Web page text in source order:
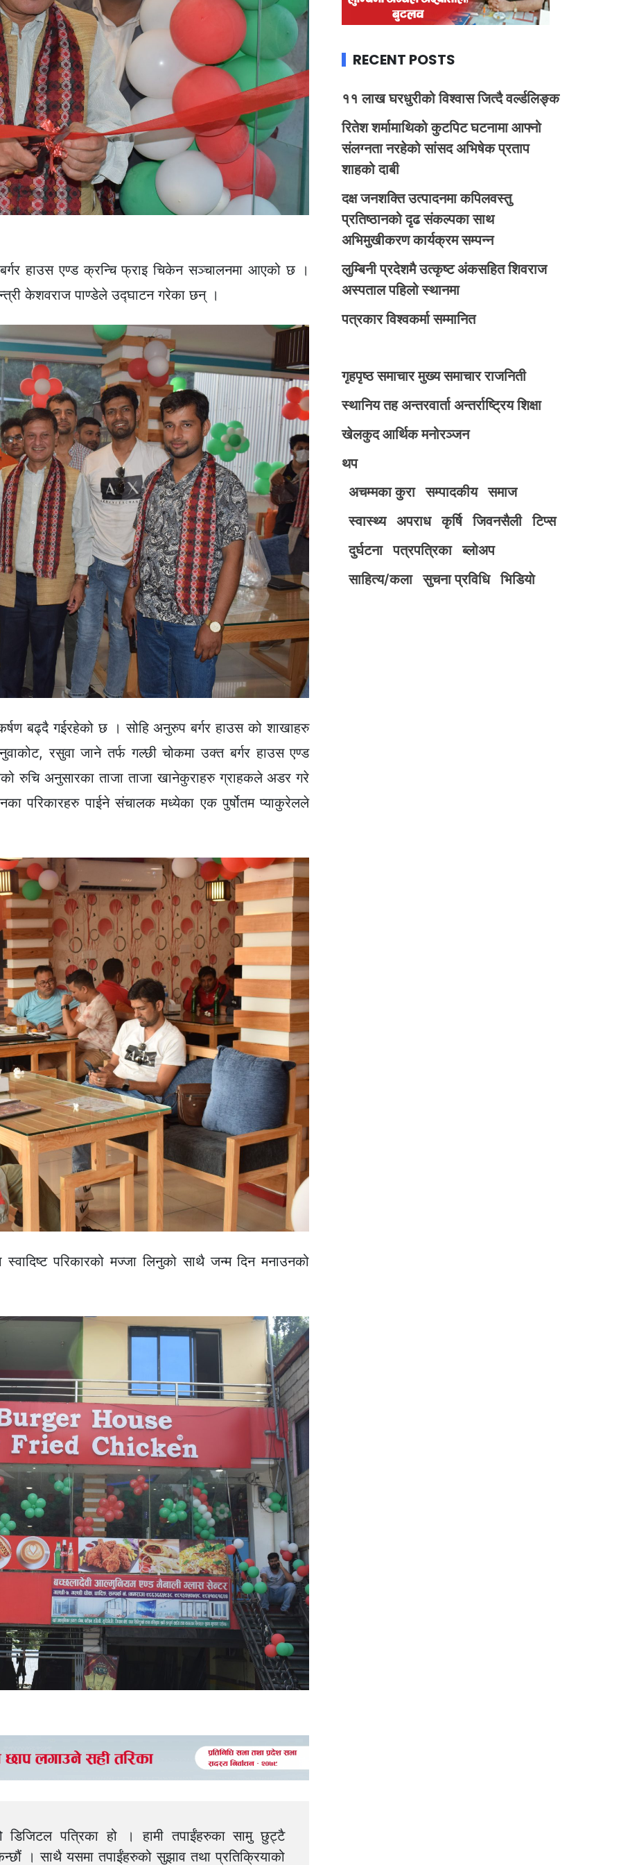
हाउस एण्ड क्रन्चि फ्राइ चिकेन सञ्चालनमा आएको छ ।
केशवराज पाण्डेले उद्घाटन गरेका छन् ।
बढ्दै गईरहेको छ । सोहि अनुरुप बर्गर हाउस को शाखाहरु
रसुवा जाने तर्फ गल्छी चोकमा उक्त बर्गर हाउस एण्ड
रुचि अनुसारका ताजा ताजा खानेकुराहरु ग्राहकले अडर गरे
परिकारहरु पाईने संचालक मध्येका एक पुर्षोतम प्याकुरेलले
स्वादिष्ट परिकारको मज्जा लिनुको साथै जन्म दिन मनाउनको
डिजिटल पत्रिका हो । हामी तपाईंहरुका सामु छुट्टै
। साथै यसमा तपाईंहरुको सुझाव तथा प्रतिक्रियाको
RECENT POSTS
११ लाख घरधुरीको विश्वास जित्दै वर्ल्डलिङ्क
रितेश शर्मामाथिको कुटपिट घटनामा आफ्नो
संलग्नता नरहेको सांसद अभिषेक प्रताप
शाहको दाबी
दक्ष जनशक्ति उत्पादनमा कपिलवस्तु
प्रतिष्ठानको दृढ संकल्पका साथ
अभिमुखीकरण कार्यक्रम सम्पन्न
लुम्बिनी प्रदेशमै उत्कृष्ट अंकसहित शिवराज
अस्पताल पहिलो स्थानमा
पत्रकार विश्वकर्मा सम्मानित
गृहपृष्ठ समाचार मुख्य समाचार राजनिती
स्थानिय तह अन्तरवार्ता अन्तर्राष्ट्रिय शिक्षा
खेलकुद आर्थिक मनोरञ्जन
थप
अचम्मका कुरा
सम्पादकीय
समाज
स्वास्थ्य
अपराध कृर्षि जिवनसैली
टिप्स
दुर्घटना
पत्रपत्रिका
ब्लोअप
साहित्य/कला
सुचना प्रविधि भिडियाे